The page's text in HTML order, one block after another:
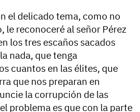
el delicado tema, como no
le reconoceré al señor Pérez
los tres escaños sacados
nada, que tenga
cuantos en las élites, que
que nos preparan en
la corrupción de las
problema es que con la parte